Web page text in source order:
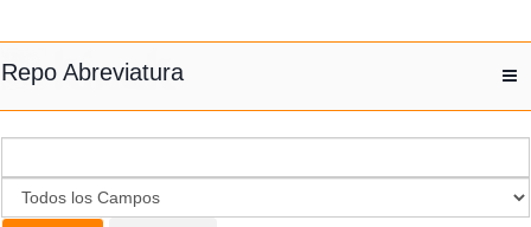
Repo Abreviatura